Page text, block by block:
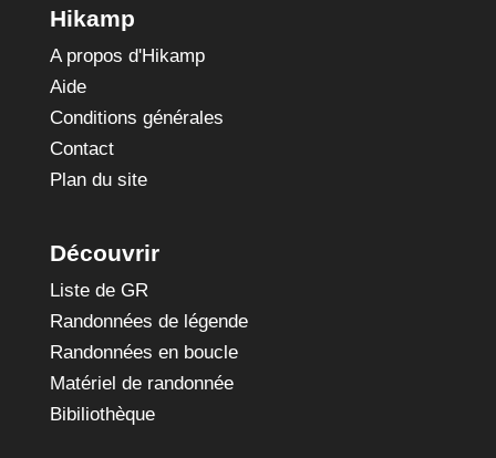
Hikamp
A propos d'Hikamp
Aide
Conditions générales
Contact
Plan du site
Découvrir
Liste de GR
Randonnées de légende
Randonnées en boucle
Matériel de randonnée
Bibiliothèque